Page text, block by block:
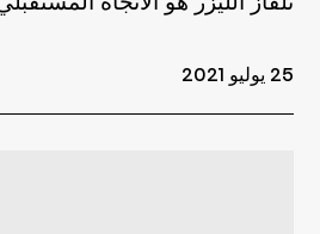
25 يوليو 2021